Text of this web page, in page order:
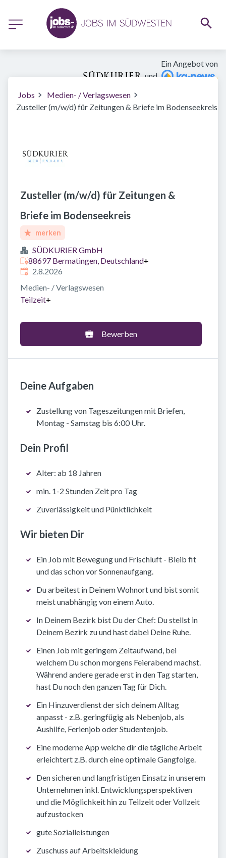
Ein Angebot von
und
Jobs
Medien- / Verlagswesen
Zusteller (m/w/d) für Zeitungen & Briefe im Bodenseekreis
Zusteller (m/w/d) für Zeitungen &
Briefe im Bodenseekreis
merken
SÜDKURIER GmbH
88697 Bermatingen, Deutschland+
Veröffentlicht
2.8.2026
Medien- / Verlagswesen
Teilzeit+
Bewerben
Deine Aufgaben
Zustellung von Tageszeitungen mit Briefen,
Montag - Samstag bis 6:00 Uhr.
Dein Profil
Alter: ab 18 Jahren
min. 1-2 Stunden Zeit pro Tag
Zuverlässigkeit und Pünktlichkeit
Wir bieten Dir
Ein Job mit Bewegung und Frischluft - Bleib fit
und das schon vor Sonnenaufgang.
Du arbeitest in Deinem Wohnort und bist somit
meist unabhängig von einem Auto.
In Deinem Bezirk bist Du der Chef: Du stellst in
Deinem Bezirk zu und hast dabei Deine Ruhe.
Einen Job mit geringem Zeitaufwand, bei
welchem Du schon morgens Feierabend machst.
Während andere gerade erst in den Tag starten,
hast Du noch den ganzen Tag für Dich.
Ein Hinzuverdienst der sich deinem Alltag
anpasst - z.B. geringfügig als Nebenjob, als
Aushilfe, Ferienjob oder Studentenjob.
Eine moderne App welche dir die tägliche Arbeit
erleichtert z.B. durch eine optimale Gangfolge.
Den sicheren und langfristigen Einsatz in unserem
Unternehmen inkl. Entwicklungsperspektiven
und die Möglichkeit hin zu Teilzeit oder Vollzeit
aufzustocken
gute Sozialleistungen
Zuschuss auf Arbeitskleidung